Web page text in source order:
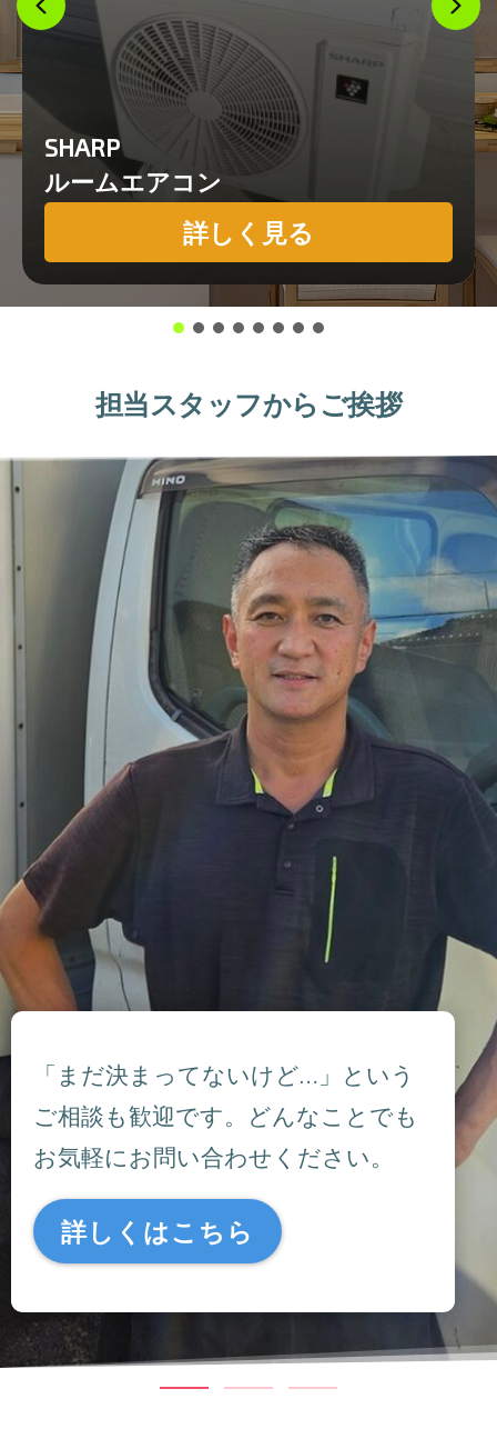
SHARP
ルームエアコン
詳しく見る
担当スタッフからご挨拶
「まだ決まってないけど…」という
ご相談も歓迎です。どんなことでも
お気軽にお問い合わせください。
詳しくはこちら